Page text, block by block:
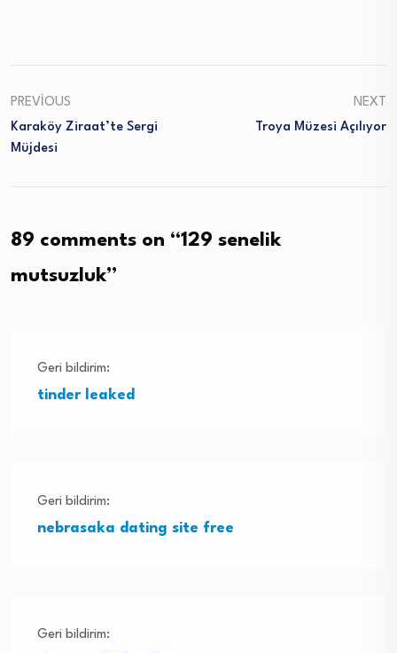
PREVIOUS
Karaköy Ziraat’te Sergi
Müjdesi
NEXT
Troya Müzesi Açılıyor
89 comments on “129 senelik
mutsuzluk”
Geri bildirim:
tinder leaked
Geri bildirim:
nebrasaka dating site free
Geri bildirim: